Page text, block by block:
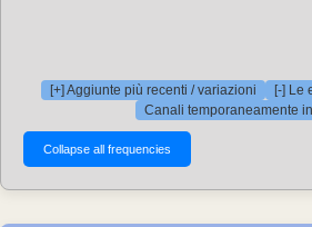
[+] Aggiunte più recenti / variazioni
[-] Le
Canali temporaneamente